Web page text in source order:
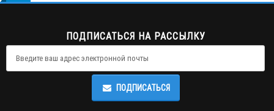
ПОДПИСАТЬСЯ НА РАССЫЛКУ
ПОДПИСАТЬСЯ